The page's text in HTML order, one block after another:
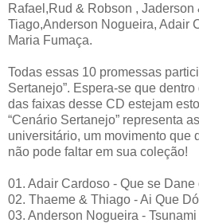
Rafael,Rud & Robson , Jaderson
Tiago,Anderson Nogueira, Adair
Maria Fumaça.
Todas essas 10 promessas
Sertanejo”. Espera-se que
das faixas desse CD estejam
“Cenário Sertanejo” representa
universitário, um movimento que
não pode faltar em sua coleção!
01. Adair Cardoso - Que se
02. Thaeme & Thiago - Ai Que
03. Anderson Nogueira -